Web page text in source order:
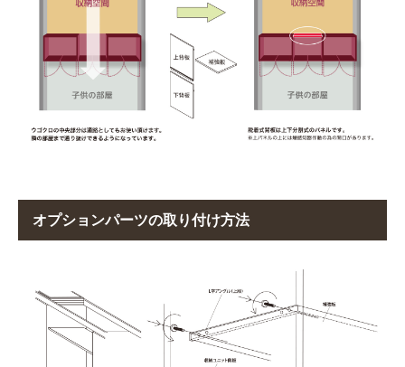
オプションパーツの取り付け方法